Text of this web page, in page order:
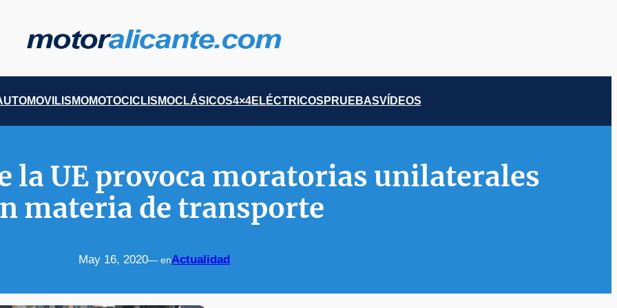
MOTOCICLISMOCLÁSICOS4×4ELÉCTRICOS PRUEBASVÍDEOS
la UE provoca moratorias unilaterales
materia de transporte
May 16, 2020— enActualidad